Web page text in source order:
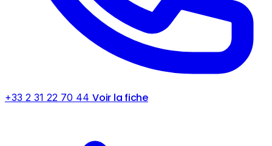
+33 2 31 22 70 44 Voir la fiche